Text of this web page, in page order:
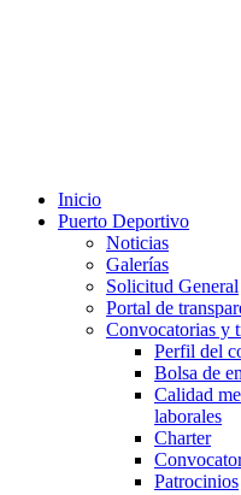
Inicio
Puerto Deportivo
Noticias
Galerías
Solicitud General
Portal de
Convocatorias y
Perfil del
Bolsa de
Calidad
laborales
Charter
Patrocinios